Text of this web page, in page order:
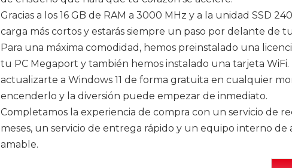
Gracias a los 16 GB de RAM a 3000 MHz y a la unidad SSD
carga más cortos y estarás siempre un paso por delante de
Para una máxima comodidad, hemos preinstalado una
tu PC Megaport y también hemos instalado una tarjeta
actualizarte a Windows 11 de forma gratuita en cualquier
encenderlo y la diversión puede empezar de inmediato.
Completamos la experiencia de compra con un servicio de
meses, un servicio de entrega rápido y un equipo interno
amable.